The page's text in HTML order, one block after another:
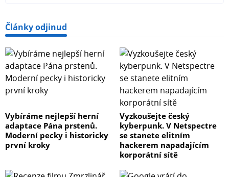
Články odjinud
Vybíráme nejlepší herní
adaptace Pána prstenů.
Moderní pecky i historicky
první kroky
Vyzkoušejte český
kyberpunk. V Netspectre
se stanete elitním
hackerem napadajícím
korporátní sítě